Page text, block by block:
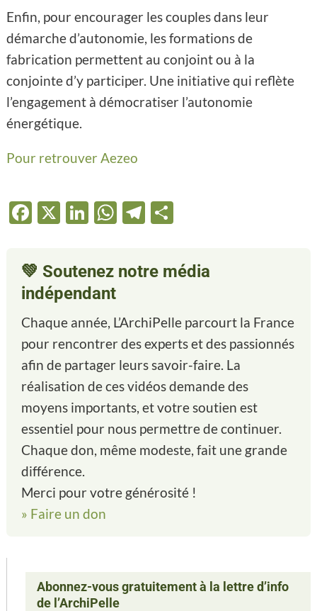
Enfin, pour encourager les couples dans leur
démarche d’autonomie, les formations de
fabrication permettent au conjoint ou à la
conjointe d’y participer. Une initiative qui reflète
l’engagement à démocratiser l’autonomie
énergétique.
Pour retrouver Aezeo
Facebook
X LinkedIn
WhatsApp
Telegram
Partager
💚Soutenez notre média
indépendant
Chaque année, L’ArchiPelle parcourt la France
pour rencontrer des experts et des passionnés
afin de partager leurs savoir-faire. La
réalisation de ces vidéos demande des
moyens importants, et votre soutien est
essentiel pour nous permettre de continuer.
Chaque don, même modeste, fait une grande
différence.
Merci pour votre générosité !
» Faire un don
Abonnez-vous gratuitement à la lettre d’info
de l’ArchiPelle